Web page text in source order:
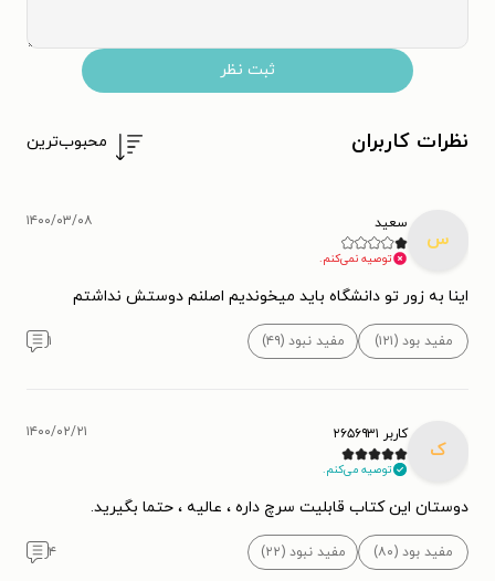
ثبت نظر
نظرات کاربران محبوب‌ترین
س
سعید
توصیه نمی‌کنم.
۱۴۰۰/۰۳/۰۸
اینا به زور تو دانشگاه باید میخوندیم اصلنم دوستش نداشتم
مفید بود (۱۲۱) مفید نبود (۴۹) ۱
ک
کاربر ۲۶۵۶۹۳۱
توصیه می‌کنم.
۱۴۰۰/۰۲/۲۱
دوستان این کتاب قابلیت سرچ داره ، عالیه ، حتما بگیرید.
مفید بود (۸۰) مفید نبود (۲۲) ۴